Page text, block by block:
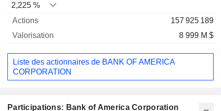
2,225 %
157 925 189
8 999 M $
Liste des actionnaires de BANK OF AMERICA
CORPORATION
Participations: Bank of America Corporation